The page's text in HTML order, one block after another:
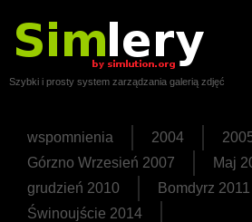
Szybki i prosty system zarządzania galerią zdjęć
wspomnienia 2004
Górzno Wrzesień 2007
Maj
grudzień 2010
Bomdyrz 2011
Świnoujście 2014